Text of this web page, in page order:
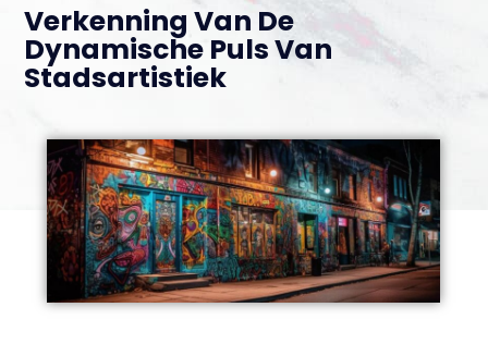
Verkenning Van De
Dynamische Puls Van
Stadsartistiek